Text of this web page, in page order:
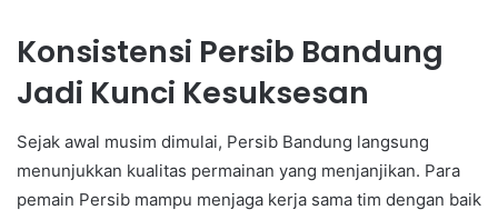
Konsistensi Persib Bandung
Jadi Kunci Kesuksesan
Sejak awal musim dimulai, Persib Bandung langsung
menunjukkan kualitas permainan yang menjanjikan. Para
pemain Persib mampu menjaga kerja sama tim dengan baik